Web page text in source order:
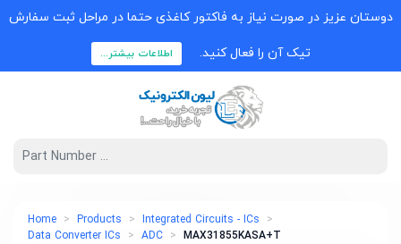
دوستان عزیز در صورت نیاز به فاکتور کاغذی حتما در مراحل ثبت سفارش
تیک آن را فعال کنید. اطلاعات بیشتر...
Home Products
Integrated Circuits - ICs
Data Converter ICs
ADC MAX31855KASA+T